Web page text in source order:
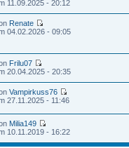
11.09.2025 - 20:12
Renate
04.02.2026 - 09:05
Frilu07
20.04.2025 - 20:35
Vampirkuss76
27.11.2025 - 11:46
Milia149
10.11.2019 - 16:22